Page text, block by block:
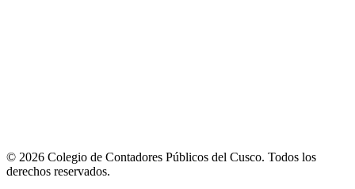
© 2026 Colegio de Contadores Públicos del Cusco. Todos los
derechos reservados.